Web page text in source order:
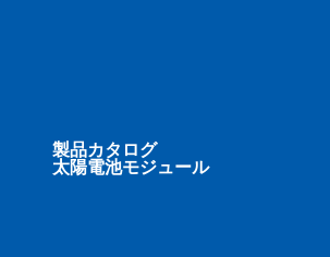
製品カタログ
太陽電池モジュール